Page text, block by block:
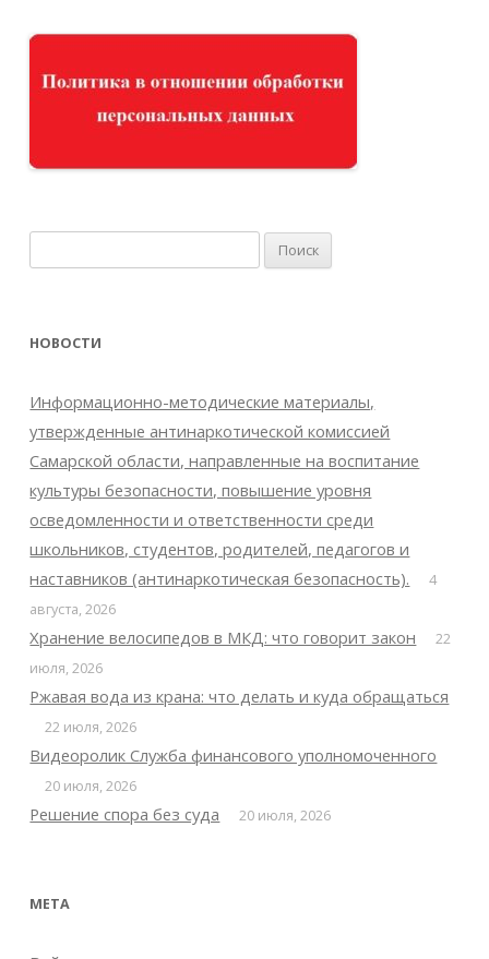
НОВОСТИ
Информационно-методические материалы,
утвержденные антинаркотической комиссией
Самарской области, направленные на воспитание
культуры безопасности, повышение уровня
осведомленности и ответственности среди
школьников, студентов, родителей, педагогов и
наставников (антинаркотическая безопасность).
4
августа, 2026
Хранение велосипедов в МКД: что говорит закон
22
июля, 2026
Ржавая вода из крана: что делать и куда обращаться
22 июля, 2026
Видеоролик Служба финансового уполномоченного
20 июля, 2026
Решение спора без суда 20 июля, 2026
МЕТА